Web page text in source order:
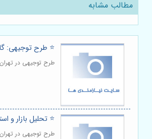
مطالب مشابه
⭐️ طرح توجیهی:
طرح توجیهی در
⭐️ تحلیل بازار و
طرح توجیهی در